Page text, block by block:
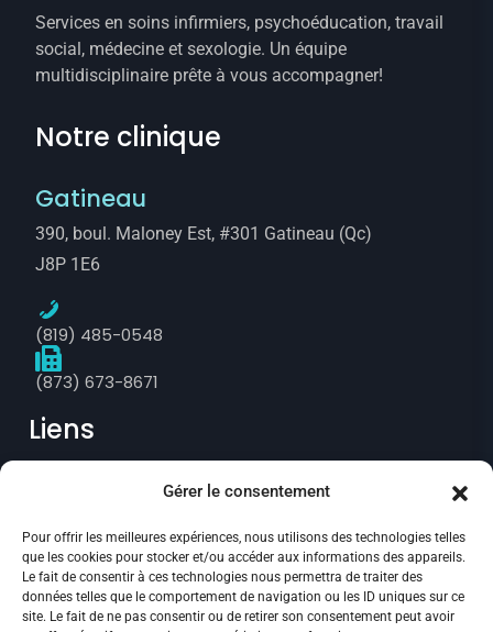
Gérer le consentement
Pour offrir les meilleures expériences, nous utilisons des technologies telles
que les cookies pour stocker et/ou accéder aux informations des appareils.
Le fait de consentir à ces technologies nous permettra de traiter des
données telles que le comportement de navigation ou les ID uniques sur ce
site. Le fait de ne pas consentir ou de retirer son consentement peut avoir
Services en soins infirmiers, psychoéducation, travail
social, médecine et sexologie. Un équipe
multidisciplinaire prête à vous accompagner!
Notre clinique
Gatineau
390, boul. Maloney Est, #301 Gatineau (Qc)
J8P 1E6
(819) 485-0548
(873) 673-8671
Liens
Politique de confidentialité
Annulation et remboursement
Politique des fichiers témoins